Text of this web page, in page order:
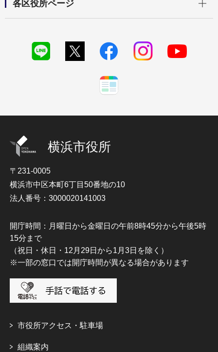
各区役所ページ
横浜市役所
〒231-0005
横浜市中区本町6丁目50番地の10
法人番号：3000020141003
開庁時間：月曜日から金曜日の午前8時45分から午後5時
15分まで
（祝日・休日・12月29日から1月3日を除く）
※一部の窓口では開庁時間が異なる場合があります
市役所アクセス・駐車場
組織案内